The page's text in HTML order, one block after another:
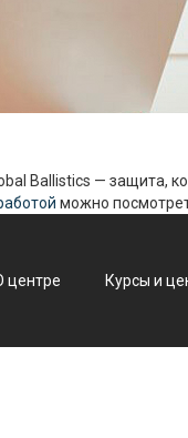
Ballistics — защита,
можно
центре Курсы и